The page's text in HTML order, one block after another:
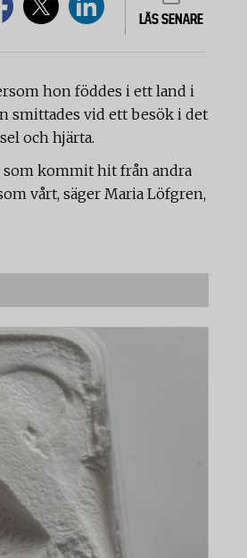
LÄS SENARE
hon föddes i ett land i
smittades vid ett besök i det
och hjärta.
som kommit hit från andra
vårt, säger Maria Löfgren,